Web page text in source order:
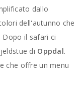
dallo
dell'autunno che
Dopo il safari ci
di Oppdal.
che offre un menu